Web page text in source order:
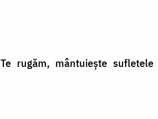
rugăm, mântuieşte sufletele